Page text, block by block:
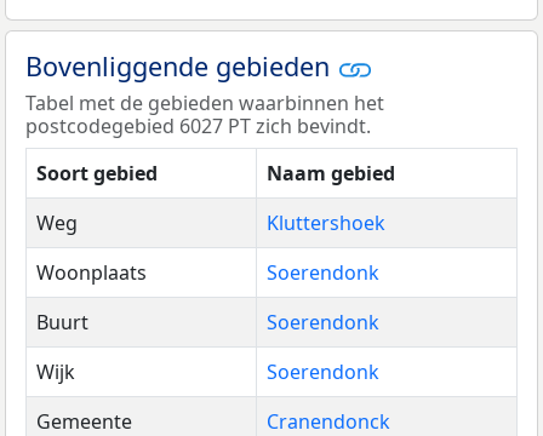
Bovenliggende gebieden
Tabel met de gebieden waarbinnen het
postcodegebied 6027 PT zich bevindt.
Soort gebied
Naam gebied
Weg
Kluttershoek
Woonplaats
Soerendonk
Buurt
Soerendonk
Wijk
Soerendonk
Gemeente
Cranendonck